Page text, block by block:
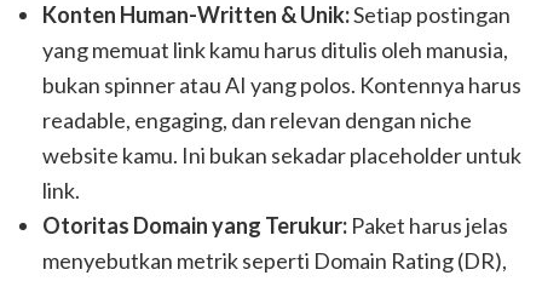
Konten Human-Written & Unik:Setiap postingan
yang memuat link kamu harus ditulis oleh manusia,
bukan spinner atau AI yang polos. Kontennya harus
readable, engaging, dan relevan dengan niche
website kamu. Ini bukan sekadar placeholder untuk
link.
Otoritas Domain yang Terukur: Paket harus jelas
menyebutkan metrik seperti Domain Rating (DR),